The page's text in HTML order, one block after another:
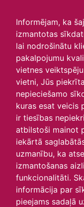
Informējam, ka
izmantotas
lai nodrošinātu
pakalpojumu
vietnes
vietni, Jūs
nepieciešamo
kuras esat veicis
ir tiesības
atbilstoši mainot
iekārtā
uzmanību, ka
izmantošanas
funkcionalitāti.
informācija par
pieejams sadaļā
Skats :
Aktuālie
Arhīvs
O T